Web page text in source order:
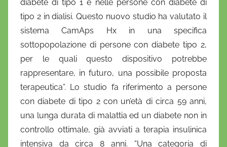
diabete di tipo 1 e nelle persone con diabete di
tipo 2 in dialisi. Questo nuovo studio ha valutato il
sistema CamAps Hx in una specifica
sottopopolazione di persone con diabete tipo 2,
per le quali questo dispositivo potrebbe
rappresentare, in futuro, una possibile proposta
terapeutica”. Lo studio fa riferimento a persone
con diabete di tipo 2 con un’età di circa 59 anni,
una lunga durata di malattia ed un diabete non in
controllo ottimale, già avviati a terapia insulinica
intensiva da circa 8 anni. “Una categoria di